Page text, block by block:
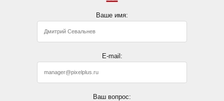
Ваше имя:
E-mail:
Ваш вопрос: